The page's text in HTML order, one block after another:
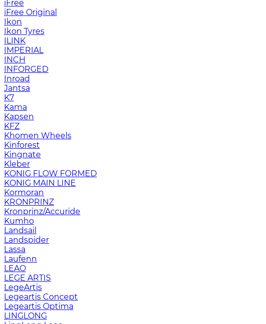
iFree
iFree Original
Ikon
Ikon Tyres
ILINK
IMPERIAL
INCH
INFORGED
Inroad
Jantsa
K7
Kama
Kapsen
KFZ
Khomen Wheels
Kinforest
Kingnate
Kleber
KONIG FLOW FORMED
KONIG MAIN LINE
Kormoran
KRONPRINZ
Kronprinz/Accuride
Kumho
Landsail
Landspider
Lassa
Laufenn
LEAO
LEGE ARTIS
LegeArtis
Legeartis Concept
Legeartis Optima
LINGLONG